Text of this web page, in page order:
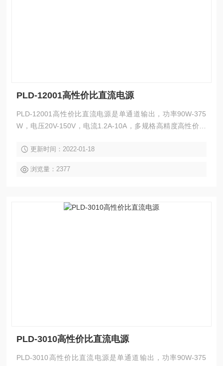
PLD-12001高性价比直流电源
PLD-12001高性价比直流电源是单通道输出，功率90W-375
W，电压20V-150V，电流1.2A-10A，多规格高精度高性价比
过温度保护，可保持电源和负载在不稳定环境下的工作安全。
内部连续或者动态负载，适用于像电流突波这样的应用环境，
更新时间：2022-01-18
浏览量：2377
PLD-3010高性价比直流电源
PLD-3010高性价比直流电源是单通道输出，功率90W-375